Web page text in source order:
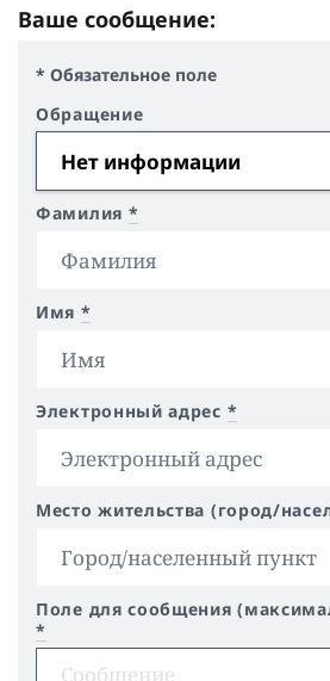
Ваше сообщение:
* Обязательное поле
Обращение
Фамилия *
Имя *
Электронный адрес *
Место жительства (город/
Поле для сообщения
*